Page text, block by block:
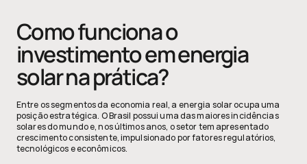
Como funciona o
investimento em energia
solar na prática?
Entre os segmentos da economia real, a energia solar ocupa uma
posição estratégica. O Brasil possui uma das maiores incidências
solares do mundo e, nos últimos anos, o setor tem apresentado
crescimento consistente, impulsionado por fatores regulatórios,
tecnológicos e econômicos.